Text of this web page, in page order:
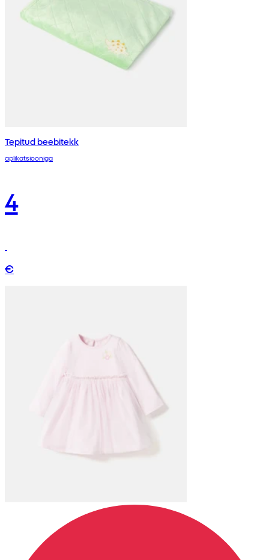
Tepitud beebitekk
aplikatsiooniga
4
€